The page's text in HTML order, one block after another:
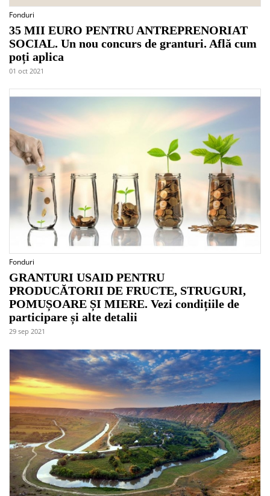
Fonduri
35 MII EURO PENTRU ANTREPRENORIAT
SOCIAL. Un nou concurs de granturi. Află cum
poți aplica
01 oct 2021
Fonduri
GRANTURI USAID PENTRU
PRODUCĂTORII DE FRUCTE, STRUGURI,
POMUȘOARE ȘI MIERE. Vezi condițiile de
participare și alte detalii
29 sep 2021